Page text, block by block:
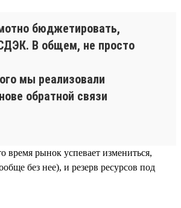
бюджетировать,
В общем, не просто
мы реализовали
обратной связи
время рынок успевает измениться,
без нее), и резерв ресурсов под